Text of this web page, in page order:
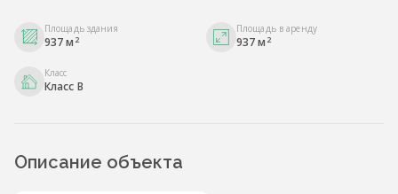
Площадь здания
937 м 2
Площадь в аренду
937 м 2
Класс
Класс B
Описание объекта